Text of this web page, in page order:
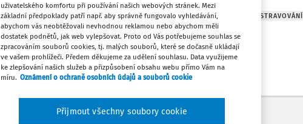
ORGANIZACE ŠKOLNÍHO ROKU ZÁJMOVÉ VZDĚLÁVÁNÍ ŠKOLNÍ STRAVOVÁNÍ
Přerušení, omezení provozu - MŠ, ŠD
Můj plán
uživatelského komfortu při používání našich webových stránek. Mezi
základní předpoklady patří např. aby správně fungovalo vyhledávání,
abychom vás neobtěžovali nevhodnou reklamou nebo abychom měli
dostatek podnětů, jak web vylepšovat. Proto od Vás potřebujeme souhlas se
zpracováním souborů cookies, tj. malých souborů, které se dočasně ukládají
ve vašem prohlížeči. Předem děkujeme za udělení souhlasu. Data využijeme
ke zlepšování našich služeb a přizpůsobení obsahu webu přímo Vám na
míru. Oznámení o ochraně osobních údajů a souborů cookie
Přijmout všechny soubory cookie